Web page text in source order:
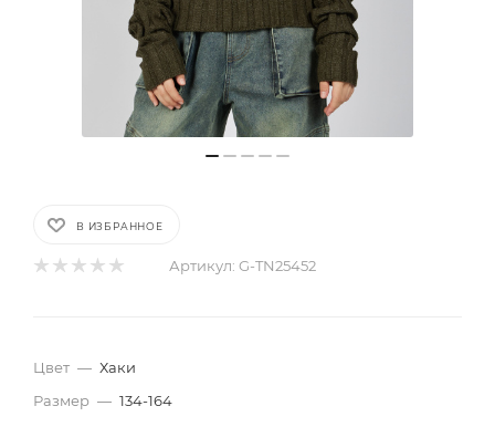
В ИЗБРАННОЕ
Артикул: G-TN25452
Цвет — Хаки
Размер — 134-164